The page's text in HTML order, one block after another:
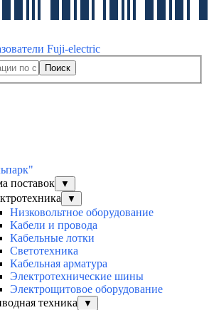
Поиск
поставок
▼
▼
Низковольтное оборудование
Кабели и провода
Кабельные лотки
Светотехника
Кабельная арматура
Электротехнические шины
Электрощитовое оборудование
техника
▼